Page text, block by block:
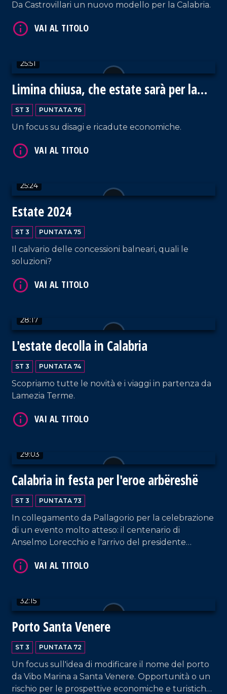
Da Castrovillari un nuovo modello per la Calabria.
25:51
Limina chiusa, che estate sarà per la
Locride?
ST 3 PUNTATA 76
Un focus su disagi e ricadute economiche.
25:24
Estate 2024
ST 3 PUNTATA 75
Il calvario delle concessioni balneari, quali le
soluzioni?
28:17
L'estate decolla in Calabria
ST 3 PUNTATA 74
Scopriamo tutte le novità e i viaggi in partenza da
Lamezia Terme.
29:03
Calabria in festa per l'eroe arbëreshë
ST 3 PUNTATA 73
In collegamento da Pallagorio per la celebrazione
di un evento molto atteso: il centenario di
Anselmo Lorecchio e l'arrivo del presidente
Antonio Tajani.
32:15
Porto Santa Venere
ST 3 PUNTATA 72
Un focus sull'idea di modificare il nome del porto
da Vibo Marina a Santa Venere. Opportunità o un
rischio per le prospettive economiche e turistiche
VAI AL TITOLO
VAI AL TITOLO
VAI AL TITOLO